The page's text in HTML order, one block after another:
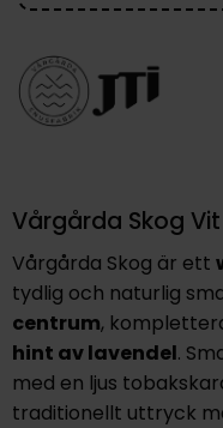
Vårgårda Skog
Vårgårda Skog är ett
tydlig och naturlig
centrum,
hint av lavendel.
med en ljus
traditionellt uttryck